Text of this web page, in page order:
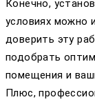
Конечно,
условиях можно
доверить эту
подобрать
помещения и
Плюс,